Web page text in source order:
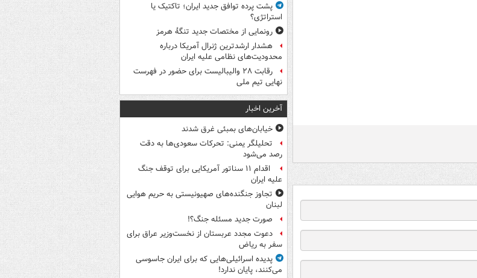
پشت پرده توافق جدید ایران؛ تاکتیک یا
استراتژی؟
رونمایی از مختصات جدید تنگۀ هرمز
هشدار ارشدترین ژنرال آمریکا درباره
محدودیت‌های نظامی علیه ایران
رقابت ۲۸ والیبالیست برای حضور در فهرست
نهایی تیم ملی
آخرین اخبار
خیابان‌های بمبئی غرق شدند
تحلیلگر یمنی: تحرکات سعودی‌ها به دقت
رصد می‌شود
اقدام ۱۱ سناتور آمریکایی برای توقف جنگ
علیه ایران
تجاوز جنگنده‌های صهیونیستی به حریم هوایی
لبنان
صورت جدید مسئله جنگ؟!
دعوت مجدد عربستان از نخست‌وزیر عراق برای
سفر به ریاض
پدیده اسرائیلی‌هایی که برای ایران جاسوسی
می‌کنند، پایان ندارد!